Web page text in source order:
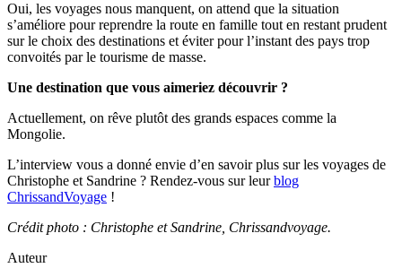
Oui, les voyages nous manquent, on attend que la situation
s’améliore pour reprendre la route en famille tout en restant prudent
sur le choix des destinations et éviter pour l’instant des pays trop
convoités par le tourisme de masse.
Une destination que vous aimeriez découvrir ?
Actuellement, on rêve plutôt des grands espaces comme la
Mongolie.
L’interview vous a donné envie d’en savoir plus sur les voyages de
Christophe et Sandrine ? Rendez-vous sur leurblog
ChrissandVoyage !
Crédit photo : Christophe et Sandrine, Chrissandvoyage.
Auteur